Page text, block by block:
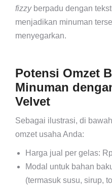
fizzyberpadu dengan
menjadikan minuman
menyegarkan.
Potensi Omzet
Minuman
Velvet
Sebagai ilustrasi, di
omzet usaha Anda:
Harga jual per gelas:
Modal untuk bahan
(termasuk susu, sirup,